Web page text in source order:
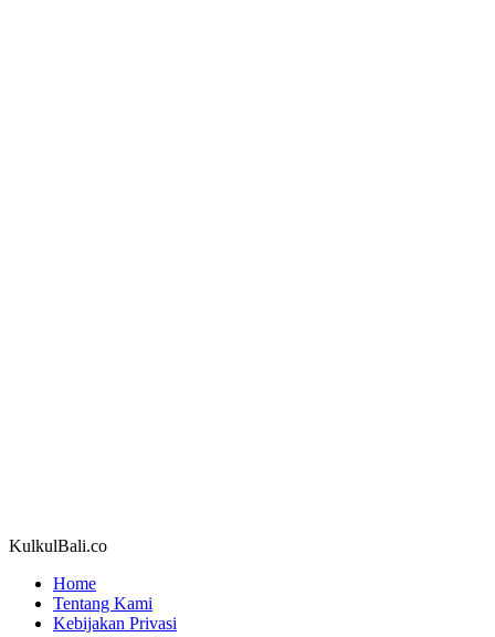
KulkulBali.co
Home
Tentang Kami
Kebijakan Privasi